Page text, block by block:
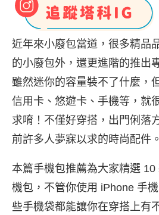
近年來小廢包當道，很多精品
的小廢包外，還更進階的推出
雖然迷你的容量裝不了什麼，
信用卡、悠遊卡、手機等，就
求唷！不僅好穿搭，出門俐落
前許多人夢寐以求的時尚配件。
本篇手機包推薦為大家精選
機包，不管你使用 iPhone 手
些手機袋都能讓你在穿搭上有